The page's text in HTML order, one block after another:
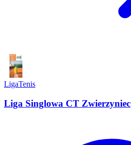
LigaTenis
Liga Singlowa CT Zwierzyniec